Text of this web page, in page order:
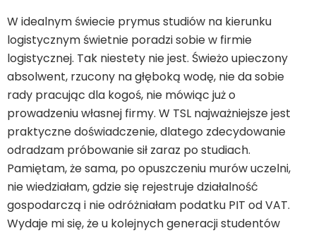
W idealnym świecie prymus studiów na kierunku
logistycznym świetnie poradzi sobie w firmie
logistycznej. Tak niestety nie jest. Świeżo upieczony
absolwent, rzucony na głęboką wodę, nie da sobie
rady pracując dla kogoś, nie mówiąc już o
prowadzeniu własnej firmy. W TSL najważniejsze jest
praktyczne doświadczenie, dlatego zdecydowanie
odradzam próbowanie sił zaraz po studiach.
Pamiętam, że sama, po opuszczeniu murów uczelni,
nie wiedziałam, gdzie się rejestruje działalność
gospodarczą i nie odróżniałam podatku PIT od VAT.
Wydaje mi się, że u kolejnych generacji studentów